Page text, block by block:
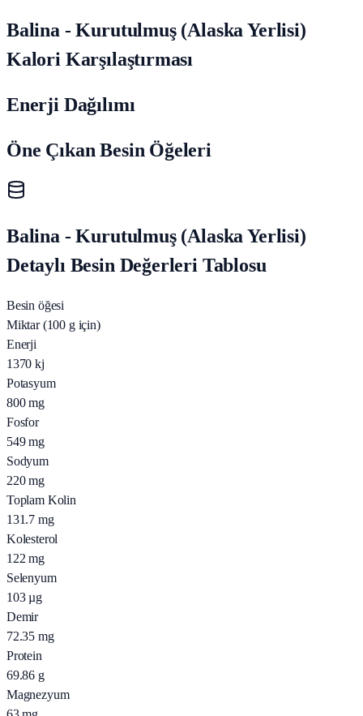
Balina - Kurutulmuş (Alaska Yerlisi)
Kalori Karşılaştırması
Enerji Dağılımı
Öne Çıkan Besin Öğeleri
Balina - Kurutulmuş (Alaska Yerlisi)
Detaylı Besin Değerleri Tablosu
Besin öğesi
Miktar (100 g için)
Enerji
1370 kj
Potasyum
800 mg
Fosfor
549 mg
Sodyum
220 mg
Toplam Kolin
131.7 mg
Kolesterol
122 mg
Selenyum
103 µg
Demir
72.35 mg
Protein
69.86 g
Magnezyum